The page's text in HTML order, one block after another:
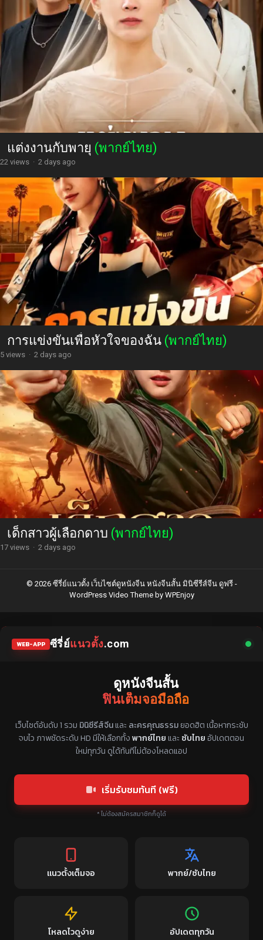
แต่งงานกับพายุ (พากย์ไทย)
22 views · 2 days ago
การแข่งขันเพื่อหัวใจของฉัน (พากย์ไทย)
5 views · 2 days ago
เด็กสาวผู้เลือกดาบ (พากย์ไทย)
17 views · 2 days ago
© 2026 ซีรี่ย์แนวตั้ง เว็บไซต์ดูหนังจีน หนังจีนสั้น มินิซีรีส์จีน ดูฟรี -
WordPress Video Themeby WPEnjoy
WEB-APP ซีรี่ย์แนวตั้ง.com
ดูหนังจีนสั้น
ฟินเต็มจอมือถือ
แหล่งรวมซีรี่ย์จีนแนวตั้ง พากย์ไทย ซับไทย
เว็บไซต์อันดับ 1 รวม มินิซีรีส์จีนและ ละครคุณธรรมยอดฮิต เนื้อหากระชับ
จบไว ภาพชัดระดับ HD มีให้เลือกทั้งพากย์ไทยและ ซับไทยอัปเดตตอน
ใหม่ทุกวัน ดูได้ทันทีไม่ต้องโหลดแอป
เริ่มรับชมทันที (ฟรี)
* ไม่ต้องสมัครสมาชิกก็ดูได้
แนวตั้งเต็มจอ พากย์/ซับไทย
โหลดไวดูง่าย อัปเดตทุกวัน